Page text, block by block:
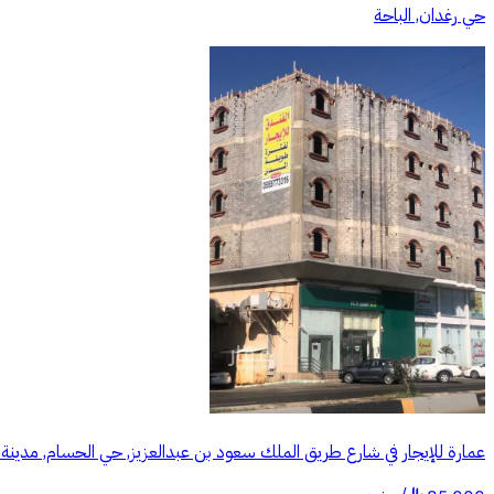
حي رغدان, الباحة
عمارة للإيجار في شارع طريق الملك سعود بن عبدالعزيز, حي الحسام, مدينة